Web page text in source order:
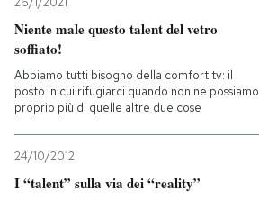
Niente male questo talent del vetro
soffiato!
Abbiamo tutti bisogno della comfort tv: il
posto in cui rifugiarci quando non ne possiamo
proprio più di quelle altre due cose
24/10/2012
I “talent” sulla via dei “reality”